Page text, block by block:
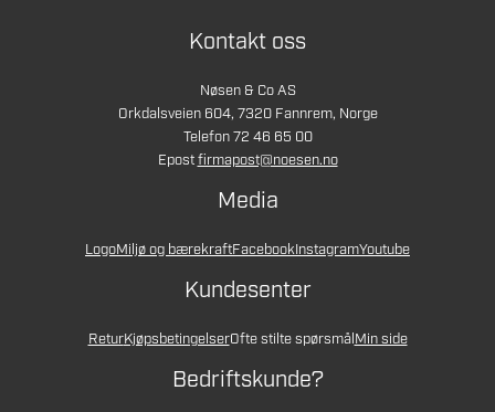
Kontakt oss
Nøsen & Co AS
Orkdalsveien 604, 7320 Fannrem, Norge
Telefon 72 46 65 00
Epostfirmapost@noesen.no
Media
LogoMiljø og bærekraftFacebookInstagramYoutube
Kundesenter
ReturKjøpsbetingelserOfte stilte spørsmålMin side
Bedriftskunde?